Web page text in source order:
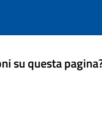
su questa